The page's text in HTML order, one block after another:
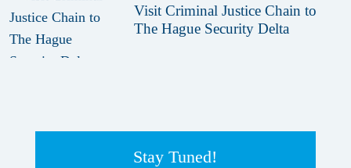
Visit Criminal Justice Chain to
The Hague Security Delta
Stay Tuned!